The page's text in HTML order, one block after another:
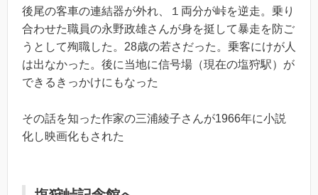
後尾の客車の連結器が外れ、１両分が峠を逆走。乗り
合わせた職員の永野政雄さんが身を挺して暴走を防ご
うとして殉職した。28歳の若さだった。乗客にけが人
は出なかった。後に当地に信号場（現在の塩狩駅）が
できるきっかけにもなった
その話を知った作家の三浦綾子さんが1966年に小説
化し映画化もされた